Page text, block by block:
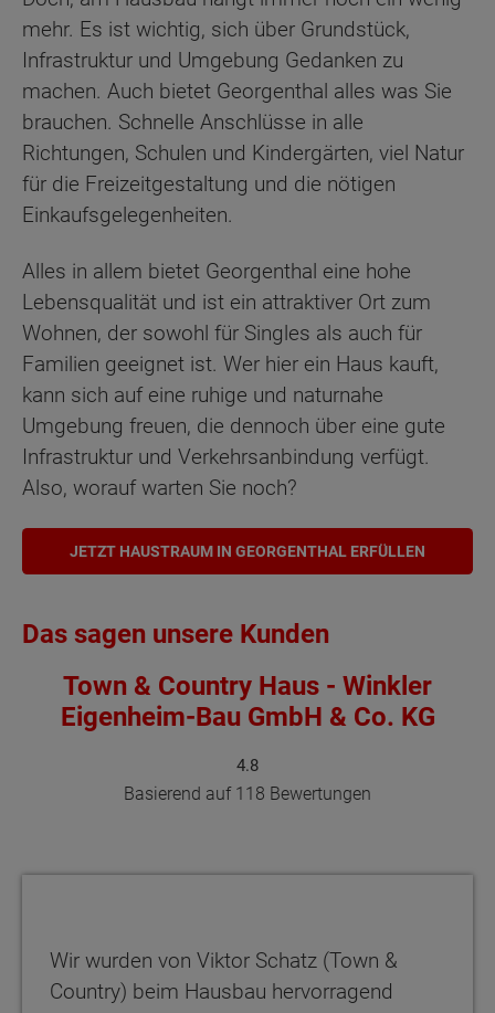
mehr. Es ist wichtig, sich über Grundstück,
Infrastruktur und Umgebung Gedanken zu
machen. Auch bietet Georgenthal alles was Sie
brauchen. Schnelle Anschlüsse in alle
Richtungen, Schulen und Kindergärten, viel Natur
für die Freizeitgestaltung und die nötigen
Einkaufsgelegenheiten.
Alles in allem bietet Georgenthal eine hohe
Lebensqualität und ist ein attraktiver Ort zum
Wohnen, der sowohl für Singles als auch für
Familien geeignet ist. Wer hier ein Haus kauft,
kann sich auf eine ruhige und naturnahe
Umgebung freuen, die dennoch über eine gute
Infrastruktur und Verkehrsanbindung verfügt.
Also, worauf warten Sie noch?
JETZT HAUSTRAUM IN GEORGENTHAL ERFÜLLEN
Das sagen unsere Kunden
Town & Country Haus - Winkler
Eigenheim-Bau GmbH & Co. KG
4.8
Basierend auf 118 Bewertungen
Wir wurden von Viktor Schatz (Town &
Country) beim Hausbau hervorragend